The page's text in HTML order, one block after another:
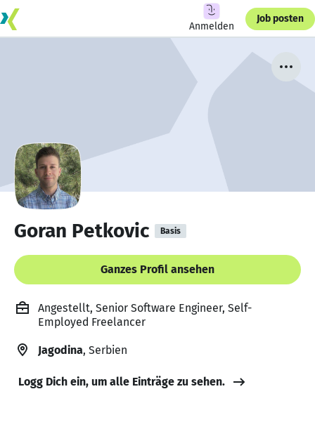
Anmelden
Job posten
Goran Petkovic Basis
Ganzes Profil ansehen
Angestellt, Senior Software Engineer, Self-
Employed Freelancer
Jagodina, Serbien
Logg Dich ein, um alle Einträge zu sehen.